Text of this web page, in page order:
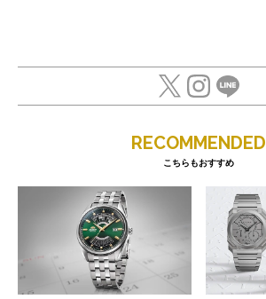
RECOMMENDED
こちらもおすすめ